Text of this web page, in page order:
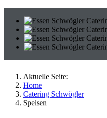
Aktuelle Seite:
Home
Catering Schwögler
Speisen